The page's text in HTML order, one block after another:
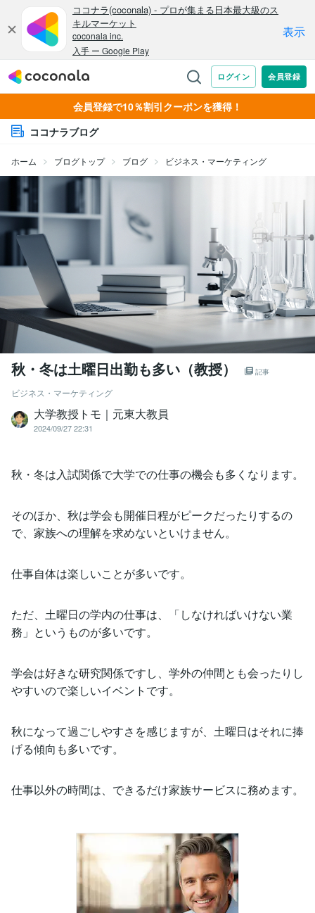
会員登録で10％割引クーポンを獲得！
ココナラブログ
ホーム ブログトップ ブログ ビジネス・マーケティング
秋・冬は土曜日出勤も多い（教授） 記事
ビジネス・マーケティング
大学教授トモ｜元東大教員
2024/09/27 22:31
秋・冬は入試関係で大学での仕事の機会も多くなります。
そのほか、秋は学会も開催日程がピークだったりするの
で、家族への理解を求めないといけません。
仕事自体は楽しいことが多いです。
ただ、土曜日の学内の仕事は、「しなければいけない業
務」というものが多いです。
学会は好きな研究関係ですし、学外の仲間とも会ったりし
やすいので楽しいイベントです。
秋になって過ごしやすさを感じますが、土曜日はそれに捧
げる傾向も多いです。
仕事以外の時間は、できるだけ家族サービスに務めます。